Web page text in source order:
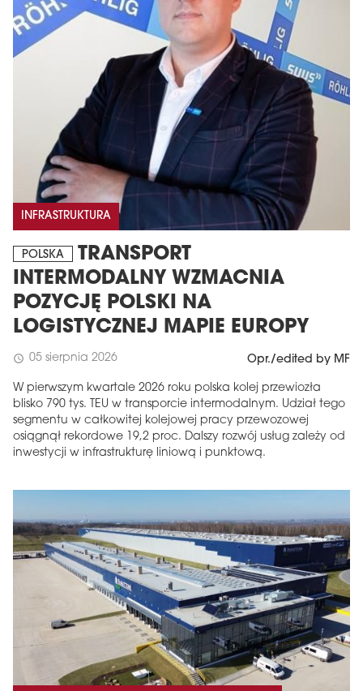
INFRASTRUKTURA
POLSKA
TRANSPORT
INTERMODALNY WZMACNIA
POZYCJĘ POLSKI NA
LOGISTYCZNEJ MAPIE EUROPY
schedule 05 sierpnia 2026 Opr./edited by MF
W pierwszym kwartale 2026 roku polska kolej przewiozła
blisko 790 tys. TEU w transporcie intermodalnym. Udział tego
segmentu w całkowitej kolejowej pracy przewozowej
osiągnął rekordowe 19,2 proc. Dalszy rozwój usług zależy od
inwestycji w infrastrukturę liniową i punktową.